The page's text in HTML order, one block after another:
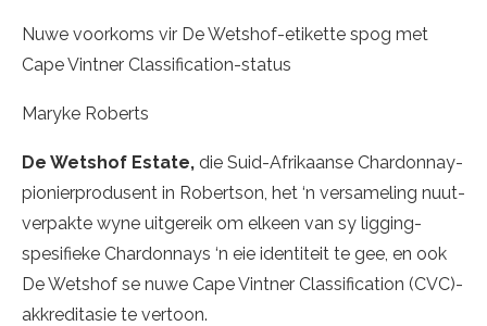
Nuwe voorkoms vir De Wetshof-etikette spog met
Cape Vintner Classification-status
Maryke Roberts
De Wetshof Estate, die Suid-Afrikaanse Chardonnay-
pionierprodusent in Robertson, het ‘n versameling nuut-
verpakte wyne uitgereik om elkeen van sy ligging-
spesifieke Chardonnays ‘n eie identiteit te gee, en ook
De Wetshof se nuwe Cape Vintner Classification (CVC)-
akkreditasie te vertoon.